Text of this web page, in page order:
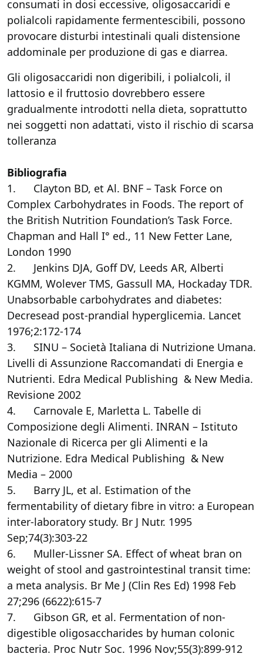
consumati in dosi eccessive, oligosaccaridi e
polialcoli rapidamente fermentescibili, possono
provocare disturbi intestinali quali distensione
addominale per produzione di gas e diarrea.
Gli oligosaccaridi non digeribili, i polialcoli, il
lattosio e il fruttosio dovrebbero essere
gradualmente introdotti nella dieta, soprattutto
nei soggetti non adattati, visto il rischio di scarsa
tolleranza
Bibliografia
1. Clayton BD, et Al. BNF – Task Force on
Complex Carbohydrates in Foods. The report of
the British Nutrition Foundation’s Task Force.
Chapman and Hall I° ed., 11 New Fetter Lane,
London 1990
2. Jenkins DJA, Goff DV, Leeds AR, Alberti
KGMM, Wolever TMS, Gassull MA, Hockaday TDR.
Unabsorbable carbohydrates and diabetes:
Decresead post-prandial hyperglicemia. Lancet
1976;2:172-174
3. SINU – Società Italiana di Nutrizione Umana.
Livelli di Assunzione Raccomandati di Energia e
Nutrienti. Edra Medical Publishing & New Media.
Revisione 2002
4. Carnovale E, Marletta L. Tabelle di
Composizione degli Alimenti. INRAN – Istituto
Nazionale di Ricerca per gli Alimenti e la
Nutrizione. Edra Medical Publishing & New
Media – 2000
5. Barry JL, et al. Estimation of the
fermentability of dietary fibre in vitro: a European
inter-laboratory study. Br J Nutr. 1995
Sep;74(3):303-22
6. Muller-Lissner SA. Effect of wheat bran on
weight of stool and gastrointestinal transit time:
a meta analysis. Br Me J (Clin Res Ed) 1998 Feb
27;296 (6622):615-7
7. Gibson GR, et al. Fermentation of non-
digestible oligosaccharides by human colonic
bacteria. Proc Nutr Soc. 1996 Nov;55(3):899-912